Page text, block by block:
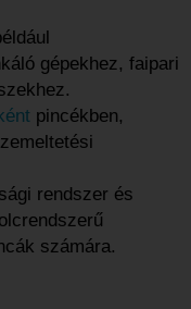
gépekhez, faipari
pincékben,
rendszer és
számára.